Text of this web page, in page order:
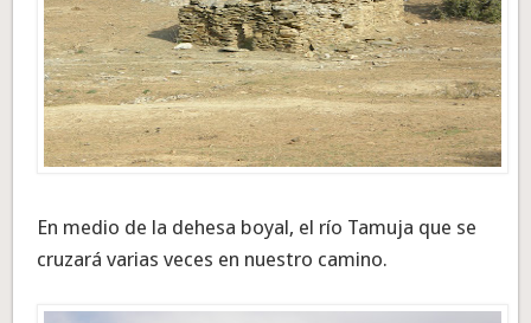
En medio de la dehesa boyal, el río Tamuja que se
cruzará varias veces en nuestro camino.